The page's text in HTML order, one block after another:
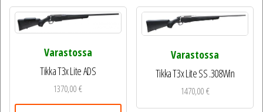
Varastossa
Tikka T3x Lite ADS
1370,00€
Varastossa
Tikka T3x Lite SS .308Win
1470,00€